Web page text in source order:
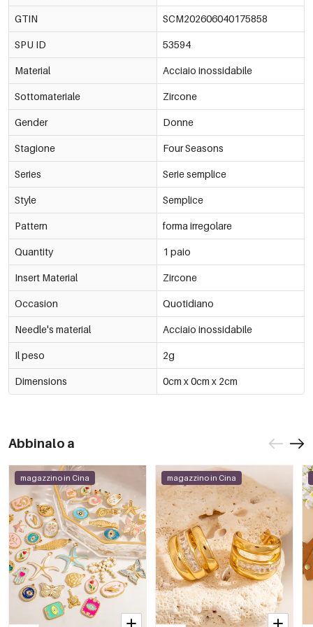
GTIN SCM202606040175858
SPU ID 53594
Material Acciaio inossidabile
Sottomateriale Zircone
Gender Donne
Stagione Four Seasons
Series Serie semplice
Style Semplice
Pattern forma irregolare
Quantity 1 paio
Insert Material Zircone
Occasion Quotidiano
Needle's material Acciaio inossidabile
Il peso 2g
Dimensions 0cm x 0cm x 2cm
Abbinalo a
magazzino in Cina magazzino in Cina